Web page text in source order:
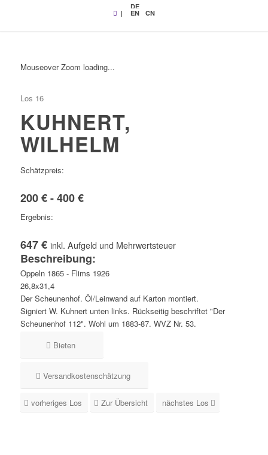
|
DE
EN CN
Mouseover Zoom loading...
Los 16
KUHNERT,
WILHELM
Schätzpreis:
200 € - 400 €
Ergebnis:
647 € inkl. Aufgeld und Mehrwertsteuer
Beschreibung:
Oppeln 1865 - Flims 1926
26,8x31,4
Der Scheunenhof. Öl/Leinwand auf Karton montiert.
Signiert W. Kuhnert unten links. Rückseitig beschriftet "Der
Scheunenhof 112". Wohl um 1883-87. WVZ Nr. 53.
Bieten
Versandkostenschätzung
vorheriges Los Zur Übersicht nächstes Los